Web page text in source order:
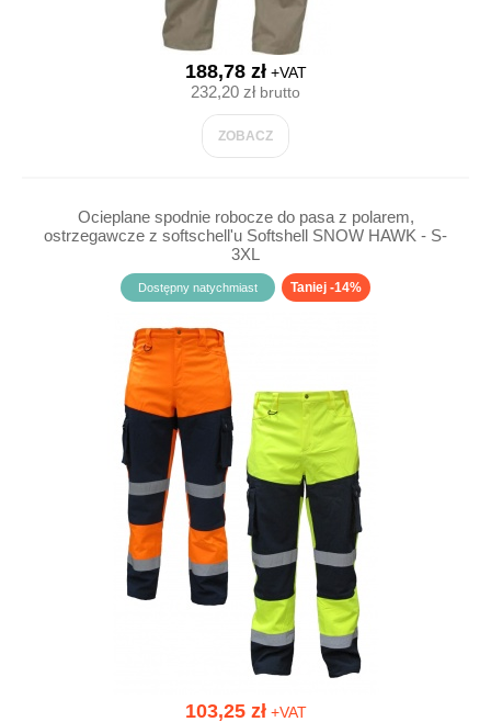
188,78 zł+VAT
232,20 złbrutto
ZOBACZ
Ocieplane spodnie robocze do pasa z polarem,
ostrzegawcze z softschell'u Softshell SNOW HAWK - S-
3XL
Dostępny natychmiast Taniej -14%
103,25 zł+VAT